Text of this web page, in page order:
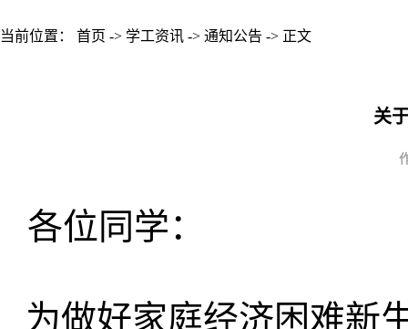
当前位置： 首页 -> 学工资讯 -> 通知公告 -> 正文
关
各位同学：
为做好家庭经济困难新